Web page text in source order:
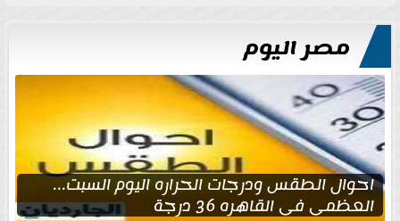
مصر اليوم
احوال الطقس ودرجات الحراره اليوم السبت...
العظمى في القاهره 36 درجة